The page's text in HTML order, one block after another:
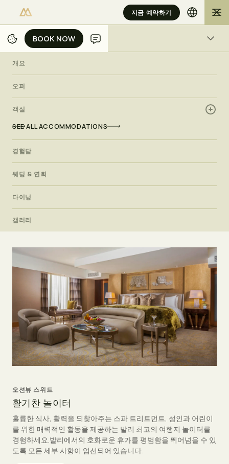
BOOK NOW
BOOK NOW
개요
개요
오퍼
객실
SEE ALL ACCOMMODATIONS
경험담
웨딩 & 연회
다이닝
갤러리
지금 예약하기
집/물리아 리조트
Premier
것이 완성됩니다.친밀감의 행복은 언제나 존재합니다.
오션뷰 스위트
활기찬 놀이터
훌륭한 식사, 활력을 되찾아주는 스파 트리트먼트, 성인과 어린이
를 위한 매력적인 활동을 제공하는 발리 최고의 여행지 놀이터를
경험하세요.발리에서의 호화로운 휴가를 평범함을 뛰어넘을 수 있
도록 모든 세부 사항이 엄선되어 있습니다.